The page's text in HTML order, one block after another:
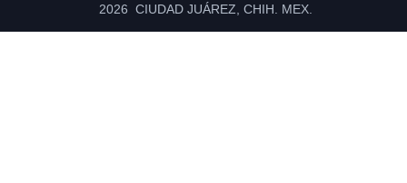
2026 CIUDAD JUÁREZ, CHIH. MEX.